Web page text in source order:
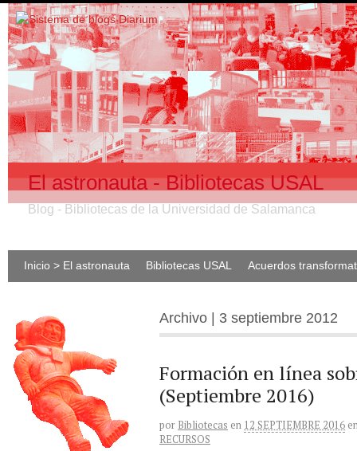
El astronauta - Bibliotecas USAL
Blog - Bibliotecas de la Universidad de Salamanca
Inicio > El astronauta Bibliotecas USAL Acuerdos
Archivo | 3 septiembre 2012
Formación en línea
(Septiembre 2016)
por Bibliotecas en 12 SEPTIEMBRE 2016
RECURSOS